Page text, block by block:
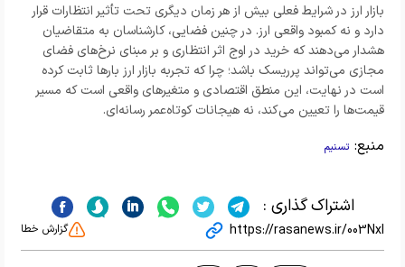
بازار ارز در شرایط فعلی بیش از هر زمان دیگری تحت تأثیر انتظارات قرار
دارد و نه کمبود واقعی ارز. در چنین فضایی، کارشناسان به متقاضیان
هشدار می‌دهند که خرید در اوج اثر انتظاری و بر مبنای نرخ‌های فضای
مجازی می‌تواند پرریسک باشد؛ چرا که تجربه بازار ارز بارها ثابت کرده
است در نهایت، این منطق اقتصادی و متغیرهای واقعی است که مسیر
قیمت‌ها را تعیین می‌کند، نه هیجانات کوتاه‌عمر رسانه‌ای.
منبع: تسنیم
اشتراک گذاری :
https://rasanews.ir/003NxI گزارش خطا